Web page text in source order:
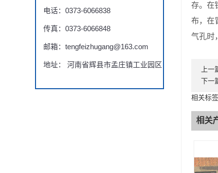
电话：0373-6066838
传真：0373-6066848
邮箱：tengfeizhugang@163.com
地址： 河南省辉县市孟庄镇工业园区
存。在
布，在
气孔时
上一
下一
相关标
相关